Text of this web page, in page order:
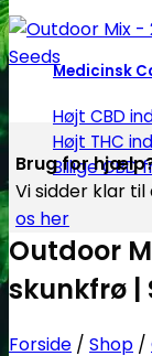
Medicinsk
Højt CBD
Højt THC
Billige CBD
Brug for
Vi sidder klar
os her
Outdoor
skunkfrø |
Forside / Shop /